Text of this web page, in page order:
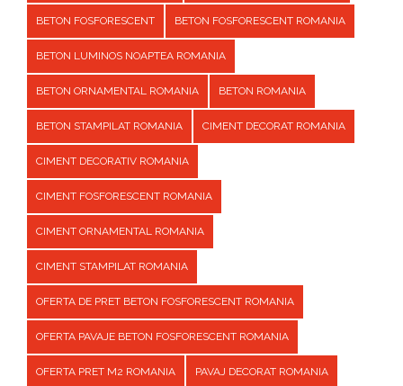
BETON FOSFORESCENT BETON FOSFORESCENT ROMANIA
BETON LUMINOS NOAPTEA ROMANIA
BETON ORNAMENTAL ROMANIA BETON ROMANIA
BETON STAMPILAT ROMANIA CIMENT DECORAT ROMANIA
CIMENT DECORATIV ROMANIA
CIMENT FOSFORESCENT ROMANIA
CIMENT ORNAMENTAL ROMANIA
CIMENT STAMPILAT ROMANIA
OFERTA DE PRET BETON FOSFORESCENT ROMANIA
OFERTA PAVAJE BETON FOSFORESCENT ROMANIA
OFERTA PRET M2 ROMANIA PAVAJ DECORAT ROMANIA